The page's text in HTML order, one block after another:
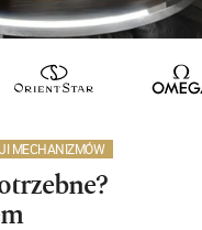
MECHANIZMÓW